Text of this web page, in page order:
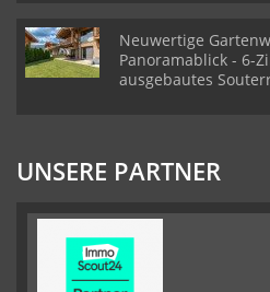
Neuwertige
Panoramablick - 6-
ausgebautes
UNSERE PARTNER